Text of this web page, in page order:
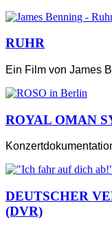
RUHR
Ein Film von James
ROYAL OMAN
DEUTSCHER
(DVR)